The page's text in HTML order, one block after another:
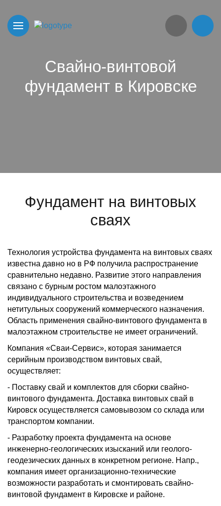
Свайно-винтовой
фундамент в Кировске
Фундамент на винтовых
сваях
Технология устройства фундамента на винтовых сваях
известна давно но в РФ получила распространение
сравнительно недавно. Развитие этого направления
связано с бурным ростом малоэтажного
индивидуального строительства и возведением
нетитульных сооружений коммерческого назначения.
Область применения свайно-винтового фундамента в
малоэтажном строительстве не имеет ограничений.
Компания «Сваи-Сервис», которая занимается
серийным производством винтовых свай,
осуществляет:
- Поставку свай и комплектов для сборки свайно-
винтового фундамента. Доставка винтовых свай в
Кировск осуществляется самовывозом со склада или
транспортом компании.
- Разработку проекта фундамента на основе
инженерно-геологических изысканий или геолого-
геодезических данных в конкретном регионе. Напр.,
компания имеет организационно-технические
возможности разработать и смонтировать свайно-
винтовой фундамент в Кировске и районе.